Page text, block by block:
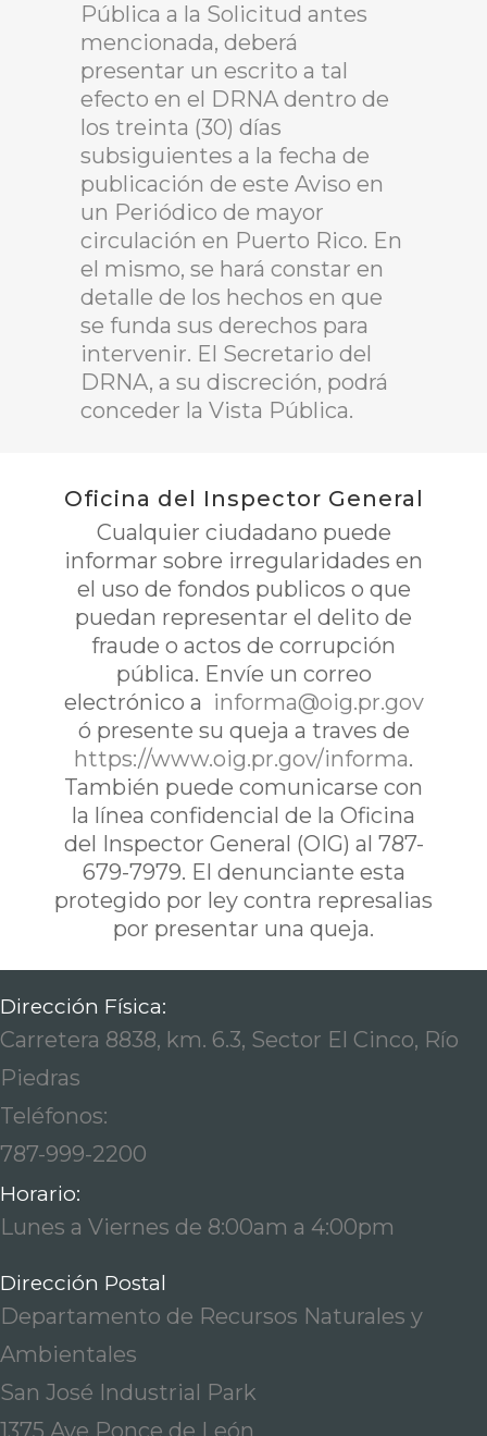
Pública a la Solicitud antes
mencionada, deberá
presentar un escrito a tal
efecto en el DRNA dentro de
los treinta (30) días
subsiguientes a la fecha de
publicación de este Aviso en
un Periódico de mayor
circulación en Puerto Rico. En
el mismo, se hará constar en
detalle de los hechos en que
se funda sus derechos para
intervenir. El Secretario del
DRNA, a su discreción, podrá
conceder la Vista Pública.
Oficina del Inspector General
Cualquier ciudadano puede
informar sobre irregularidades en
el uso de fondos publicos o que
puedan representar el delito de
fraude o actos de corrupción
pública. Envíe un correo
electrónico a informa@oig.pr.gov
ó presente su queja a traves de
https://www.oig.pr.gov/informa.
También puede comunicarse con
la línea confidencial de la Oficina
del Inspector General (OIG) al 787-
679-7979. El denunciante esta
protegido por ley contra represalias
por presentar una queja.
Dirección Física:
Carretera 8838, km. 6.3, Sector El Cinco, Río
Piedras
Teléfonos:
787-999-2200
Horario:
Lunes a Viernes de 8:00am a 4:00pm
Dirección Postal
Departamento de Recursos Naturales y
Ambientales
San José Industrial Park
1375 Ave Ponce de León